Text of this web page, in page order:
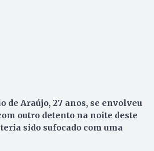
de Araújo, 27 anos, se envolveu
outro detento na noite deste
sido sufocado com uma